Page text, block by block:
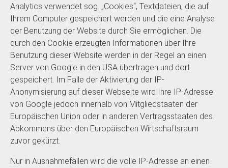
Analytics verwendet sog. „Cookies“, Textdateien, die auf
Ihrem Computer gespeichert werden und die eine Analyse
der Benutzung der Website durch Sie ermöglichen. Die
durch den Cookie erzeugten Informationen über Ihre
Benutzung dieser Website werden in der Regel an einen
Server von Google in den USA übertragen und dort
gespeichert. Im Falle der Aktivierung der IP-
Anonymisierung auf dieser Webseite wird Ihre IP-Adresse
von Google jedoch innerhalb von Mitgliedstaaten der
Europäischen Union oder in anderen Vertragsstaaten des
Abkommens über den Europäischen Wirtschaftsraum
zuvor gekürzt.
Nur in Ausnahmefällen wird die volle IP-Adresse an einen